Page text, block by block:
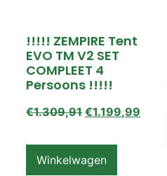
!!!!! ZEMPIRE Tent
EVO TM V2 SET
COMPLEET 4
Persoons !!!!!
€1.309,91 €1.199,99
Winkelwagen